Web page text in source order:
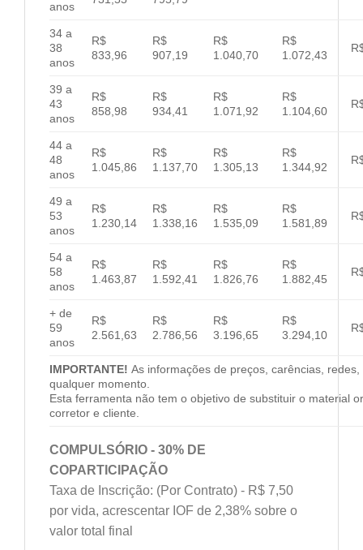
anos
34 a
38
anos
R$
833,96
R$
907,19
R$
1.040,70
R$
1.072,43
39 a
43
anos
R$
858,98
R$
934,41
R$
1.071,92
R$
1.104,60
44 a
48
anos
R$
1.045,86
R$
1.137,70
R$
1.305,13
R$
1.344,92
49 a
53
anos
R$
1.230,14
R$
1.338,16
R$
1.535,09
R$
1.581,89
54 a
58
anos
R$
1.463,87
R$
1.592,41
R$
1.826,76
R$
1.882,45
+ de
59
anos
R$
2.561,63
R$
2.786,56
R$
3.196,65
R$
3.294,10
IMPORTANTE! As informações de preços, carências,
qualquer momento.
Esta ferramenta não tem o objetivo de substituir o material
corretor e cliente.
COMPULSÓRIO - 30% DE
COPARTICIPAÇÃO
Taxa de Inscrição: (Por Contrato) - R$ 7,50
por vida, acrescentar IOF de 2,38% sobre o
valor total final